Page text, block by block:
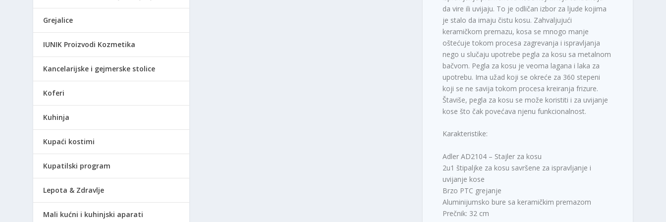
da vire ili uvijaju. To je odličan izbor za ljude kojima
je stalo da imaju čistu kosu. Zahvaljujući
keramičkom premazu, kosa se mnogo manje
oštećuje tokom procesa zagrevanja i ispravljanja
nego u slučaju upotrebe pegla za kosu sa metalnom
bačvom. Pegla za kosu je veoma lagana i laka za
upotrebu. Ima užad koji se okreće za 360 stepeni
koji se ne savija tokom procesa kreiranja frizure.
Štaviše, pegla za kosu se može koristiti i za uvijanje
kose što čak povećava njenu funkcionalnost.
Karakteristike:
Adler AD2104 – Stajler za kosu
2u1 štipaljke za kosu savršene za ispravljanje i
uvijanje kose
Brzo PTC grejanje
Aluminijumsko bure sa keramičkim premazom
Prečnik: 32 cm
Grejalice
IUNIK Proizvodi Kozmetika
Kancelarijske i gejmerske stolice
Koferi
Kuhinja
Kupaći kostimi
Kupatilski program
Lepota & Zdravlje
Mali kućni i kuhinjski aparati